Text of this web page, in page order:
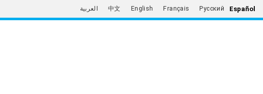
العربية 中文 English Français Русский Español